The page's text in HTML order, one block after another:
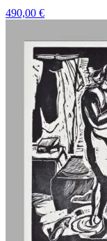
490,00 €